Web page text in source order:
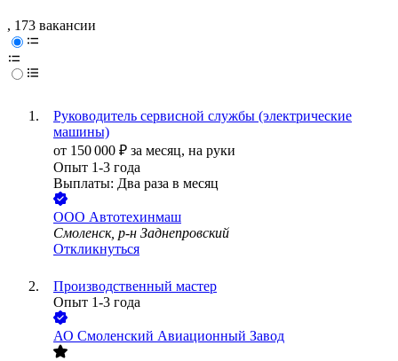
, 173 вакансии
Руководитель сервисной службы (электрические
машины)
от 150 000 ₽ за месяц, на руки
Опыт 1-3 года
Выплаты: Два раза в месяц
ООО Автотехинмаш
Смоленск, р-н Заднепровский
Откликнуться
Производственный мастер
Опыт 1-3 года
АО Смоленский Авиационный Завод